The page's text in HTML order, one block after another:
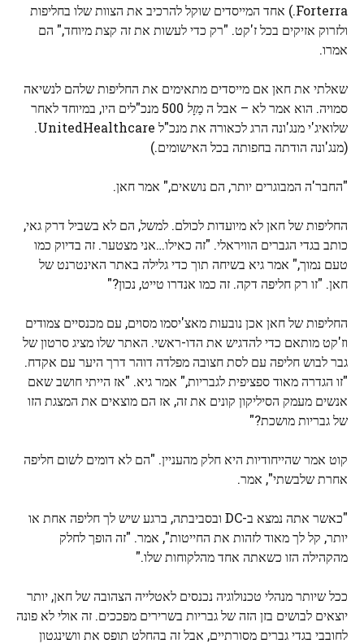
Forterra.) אחד המייסדים שוקל להרכיב את הצוות שלו בחליפות
ולזרוק אזיקים בכל ז'קט. "רק כדי לעשות את זה קצת מיוחד," הם
אמרו.
שאלתי את חאן אם מייסדים מתאימים את החליפות שלהם לנשיאה
סמויה. הוא אמר לא – אבל המַזָל
500 מנכ"לים היו, במיוחד לאחר
שלואיג'י מנג'ונה הרג לכאורה את מנכ"ל UnitedHealthcare.
(מנג'ונה הודתה בחפותה בכל האישומים.)
"החבר'ה המבוגרים יותר, הם נושאים," אמר חאן.
החליפות של חאן לא מיועדות לכולם. למשל, הם לא בשביל דרק גאי,
כותב בגדי הגברים הוויראלי. "זה כאילו…אני מצטער. זה בדיוק כמו
טעם נמוך," אמר גיא בשיחה תוך כדי גלילה באתר האינטרנט של
חאן. "זו רק חליפה דקה. זה כמו אנדרו טייט, נכון?"
החליפות של חאן אכן נובעות מאצ'יסמו מסוים, עם מכנסיים צמודים
וז'קט מותאם כדי להדגיש את הדו-ראשי. האתר שלו מציג סרטון של
גבר לבוש חליפה עם לסת חצובה מפלדה דוהר דרך היער עם אקדח.
"זו הגדרה מאוד ספציפית לגבריות," אמר גיא. "אז הייתי חושב שאם
אנשים מעמק הסיליקון קונים את זה, אז הם מוצאים את המצגת הזו
של גבריות מושכת?"
קוט אמר שהייחודיות היא חלק מהעניין. "הם לא דומים לשום חליפה
אחרת שלבשתי", אמר.
"כאשר אתה נמצא ב-DC ובסביבתה, ברגע שיש לך חליפה אחת או
יותר, קל לך מאוד לזהות את החייטות", אמר. "זה הופך לחלק
מהקהילה הזו כשאתה אחד מהלקוחות שלו."
ככל שיותר מנהלי טכנולוגיה נכנסים לאטלייה הצהובה של חאן, יותר
יוצאים לבושים בזן הזה של גבריות בשרירים מפככים. זה אולי לא פונה
לחובבי בגדי גברים מסורתיים, אבל זה בהחלט תופס את וושינגטון